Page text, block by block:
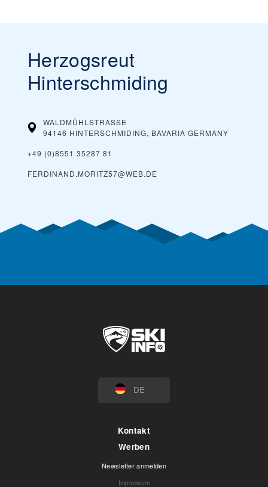
Herzogsreut
Hinterschmiding
WALDMÜHLSTRASSE
94146 HINTERSCHMIDING, BAVARIA GERMANY
+49 (0)8551 35287 81
FERDINAND.MORITZ57@WEB.DE
DE
Kontakt
Werben
Newsletter anmelden
Impressum